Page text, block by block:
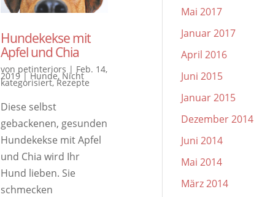
Hundekekse mit
Apfel und Chia
von petinteriors | Feb. 14,
2019|Hunde,Nicht
kategorisiert,Rezepte
Diese selbst
gebackenen, gesunden
Hundekekse mit Apfel
und Chia wird Ihr
Hund lieben. Sie
schmecken
Mai 2017
Januar 2017
April 2016
Juni 2015
Januar 2015
Dezember 2014
Juni 2014
Mai 2014
März 2014